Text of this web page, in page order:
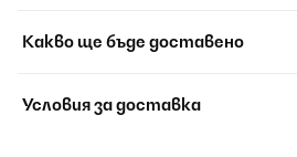
Какво ще бъде доставено
Условия за доставка